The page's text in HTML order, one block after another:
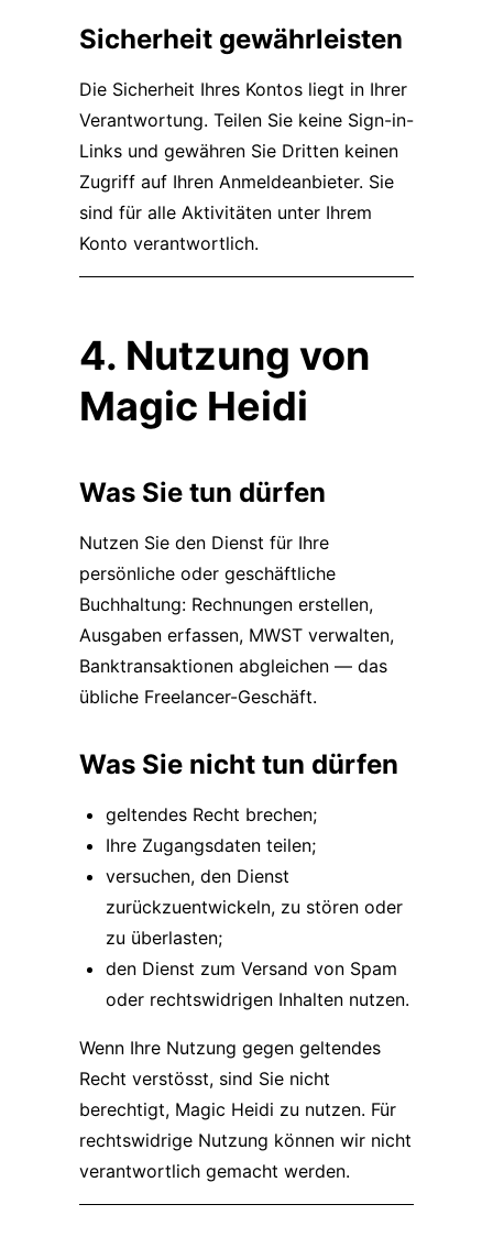
Sicherheit gewährleisten
Die Sicherheit Ihres Kontos liegt in Ihrer
Verantwortung. Teilen Sie keine Sign-in-
Links und gewähren Sie Dritten keinen
Zugriff auf Ihren Anmeldeanbieter. Sie
sind für alle Aktivitäten unter Ihrem
Konto verantwortlich.
4. Nutzung von
Magic Heidi
Was Sie tun dürfen
Nutzen Sie den Dienst für Ihre
persönliche oder geschäftliche
Buchhaltung: Rechnungen erstellen,
Ausgaben erfassen, MWST verwalten,
Banktransaktionen abgleichen — das
übliche Freelancer-Geschäft.
Was Sie nicht tun dürfen
geltendes Recht brechen;
Ihre Zugangsdaten teilen;
versuchen, den Dienst
zurückzuentwickeln, zu stören oder
zu überlasten;
den Dienst zum Versand von Spam
oder rechtswidrigen Inhalten nutzen.
Wenn Ihre Nutzung gegen geltendes
Recht verstösst, sind Sie nicht
berechtigt, Magic Heidi zu nutzen. Für
rechtswidrige Nutzung können wir nicht
verantwortlich gemacht werden.